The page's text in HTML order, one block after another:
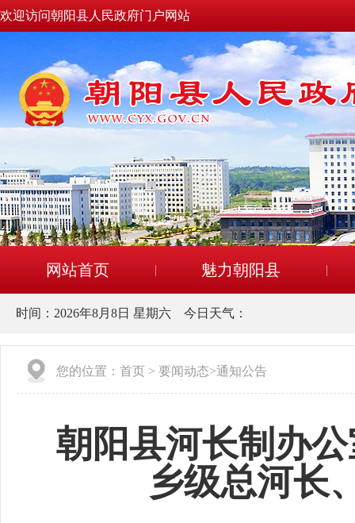
欢迎访问朝阳县人民政府门户网站
网站首页 魅力朝阳县
时间： 2026年8月8日 星期六 今日天气：
您的位置： 首页 > 要闻动态>通知公告
朝阳县河长制办
乡级总河长